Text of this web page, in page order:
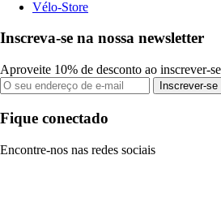
Vélo-Store
Inscreva-se na nossa newsletter
Aproveite 10% de desconto ao inscrever-
Inscrever-se
Fique conectado
Encontre-nos nas redes sociais